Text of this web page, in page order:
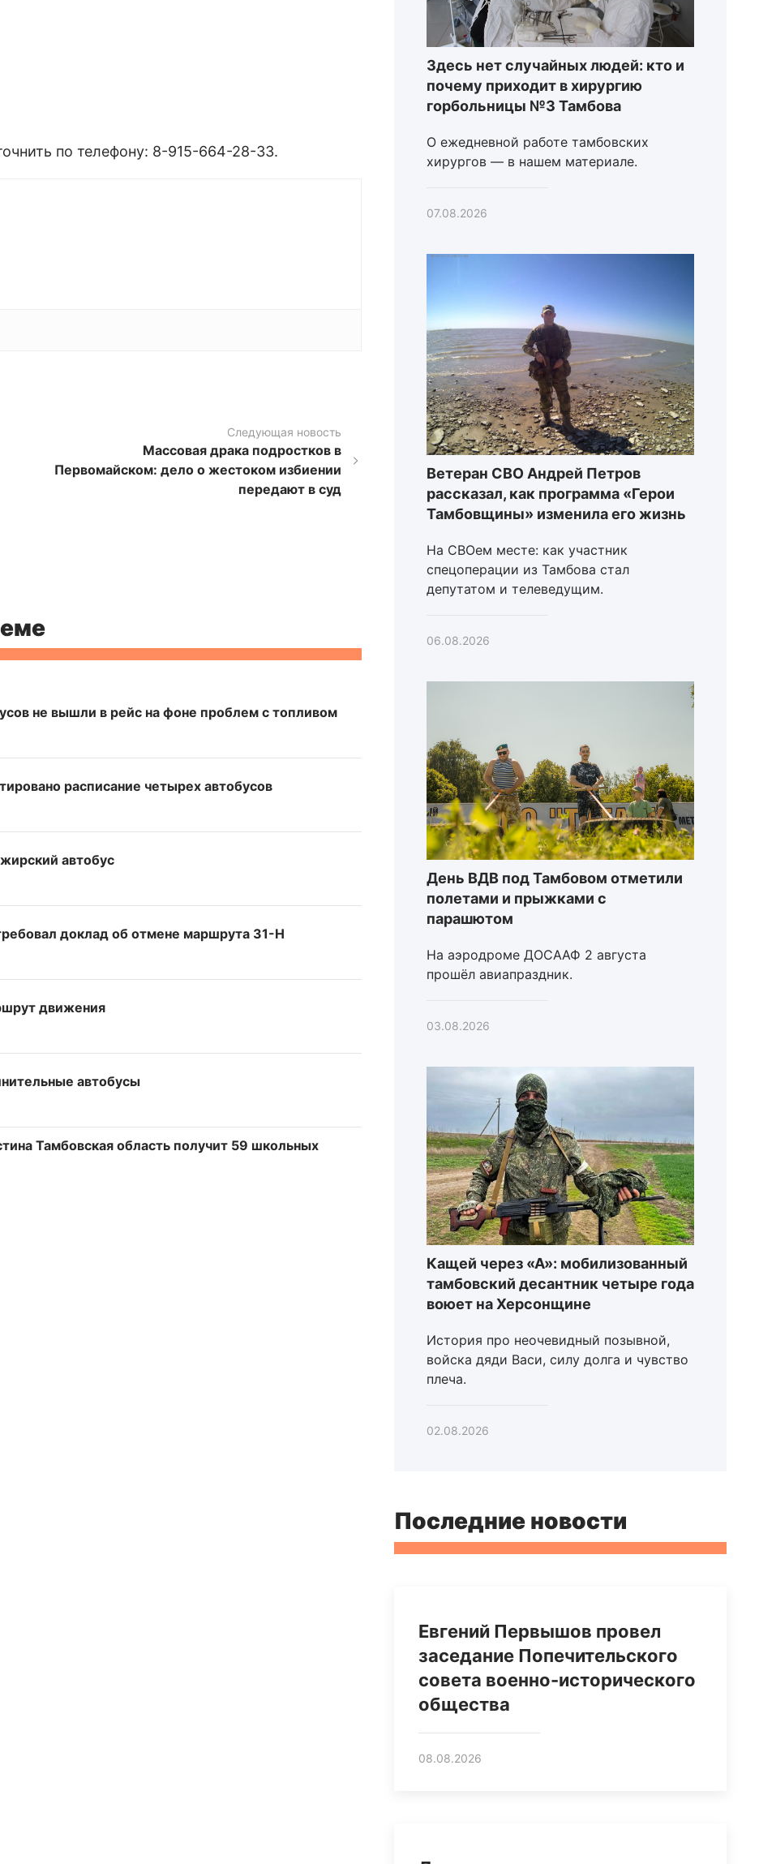
по телефону: 8-915-664-28-33.
Следующая новость
Массовая драка подростков в
Первомайском: дело о жестоком избиении
передают в суд
не вышли в рейс на фоне проблем с топливом
расписание четырех автобусов
автобус
доклад об отмене маршрута 31-Н
движения
автобусы
Тамбовская область получит 59 школьных
Здесь нет случайных людей: кто и
почему приходит в хирургию
горбольницы №3 Тамбова
О ежедневной работе тамбовских
хирургов — в нашем материале.
07.08.2026
Ветеран СВО Андрей Петров
рассказал, как программа «Герои
Тамбовщины» изменила его жизнь
На СВОем месте: как участник
спецоперации из Тамбова стал
депутатом и телеведущим.
06.08.2026
День ВДВ под Тамбовом отметили
полетами и прыжками с
парашютом
На аэродроме ДОСААФ 2 августа
прошёл авиапраздник.
03.08.2026
Кащей через «А»: мобилизованный
тамбовский десантник четыре года
воюет на Херсонщине
История про неочевидный позывной,
войска дяди Васи, силу долга и чувство
плеча.
02.08.2026
Последние новости
Евгений Первышов провел
заседание Попечительского
совета военно-исторического
общества
08.08.2026